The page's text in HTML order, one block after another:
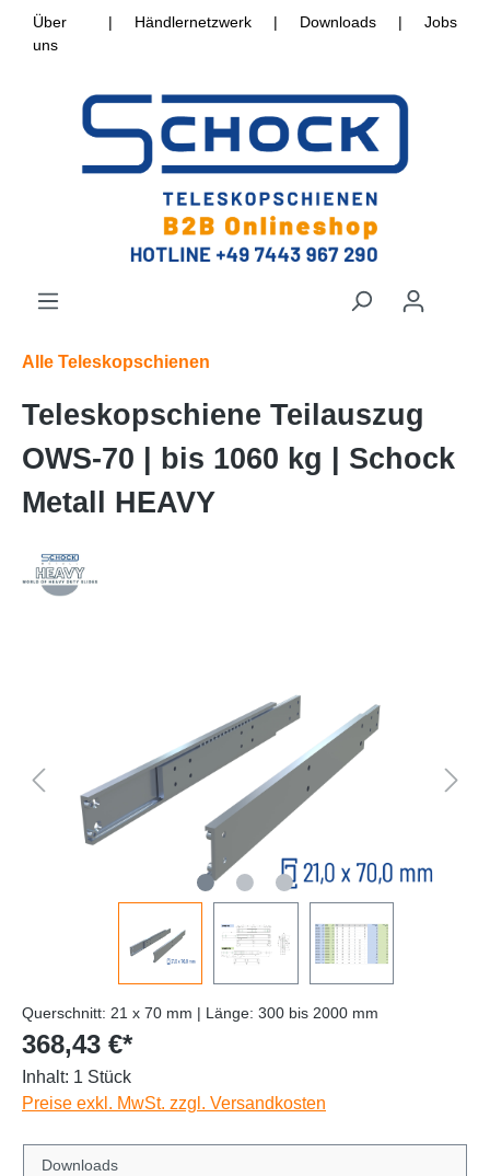
Über
uns
| Händlernetzwerk | Downloads | Jobs
Alle Teleskopschienen
Teleskopschiene Teilauszug
OWS-70 | bis 1060 kg | Schock
Metall HEAVY
Querschnitt: 21 x 70 mm | Länge: 300 bis 2000 mm
368,43 €*
Inhalt: 1 Stück
Preise exkl. MwSt. zzgl. Versandkosten
Downloads